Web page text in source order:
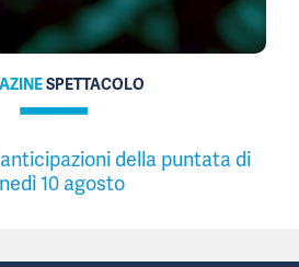
SPETTACOLO
della puntata di
10 agosto